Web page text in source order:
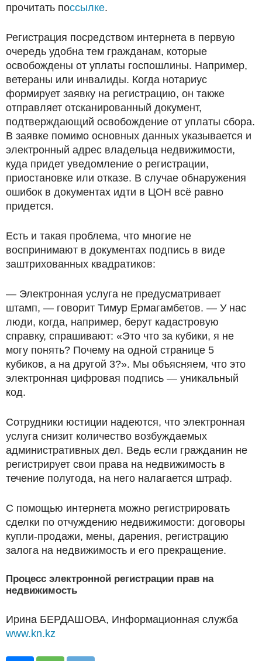
прочитать поссылке.
Регистрация посредством интернета в первую
очередь удобна тем гражданам, которые
освобождены от уплаты госпошлины. Например,
ветераны или инвалиды. Когда нотариус
формирует заявку на регистрацию, он также
отправляет отсканированный документ,
подтверждающий освобождение от уплаты сбора.
В заявке помимо основных данных указывается и
электронный адрес владельца недвижимости,
куда придет уведомление о регистрации,
приостановке или отказе. В случае обнаружения
ошибок в документах идти в ЦОН всё равно
придется.
Есть и такая проблема, что многие не
воспринимают в документах подпись в виде
заштрихованных квадратиков:
— Электронная услуга не предусматривает
штамп, — говорит Тимур Ермагамбетов. — У нас
люди, когда, например, берут кадастровую
справку, спрашивают: «Это что за кубики, я не
могу понять? Почему на одной странице 5
кубиков, а на другой 3?». Мы объясняем, что это
электронная цифровая подпись — уникальный
код.
Сотрудники юстиции надеются, что электронная
услуга снизит количество возбуждаемых
административных дел. Ведь если гражданин не
регистрирует свои права на недвижимость в
течение полугода, на него налагается штраф.
С помощью интернета можно регистрировать
сделки по отчуждению недвижимости: договоры
купли-продажи, мены, дарения, регистрацию
залога на недвижимость и его прекращение.
Процесс электронной регистрации прав на
недвижимость
Ирина БЕРДАШОВА, Информационная служба
www.kn.kz